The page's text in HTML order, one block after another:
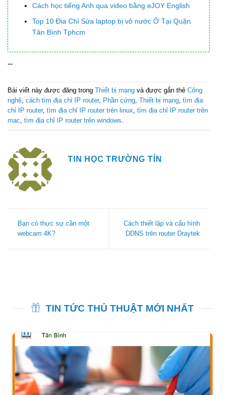
Cách học tiếng Anh qua video bằng eJOY English
Top 10 Địa Chỉ Sửa laptop bị vô nước Ở Tại Quận
Tân Bình Tphcm
--
Bài viết này được đăng trong Thiết bị mạng và được gắn thẻ Công
nghệ, cách tìm địa chỉ IP router, Phần cứng, Thiết bị mạng, tìm địa
chỉ IP router, tìm địa chỉ IP router trên linux, tìm địa chỉ IP router trên
mac, tìm địa chỉ IP router trên windows.
TIN HỌC TRƯỜNG TÍN
Bạn có thực sự cần một
webcam 4K?
Cách thiết lập và cấu hình
DDNS trên router Draytek
TIN TỨC THỦ THUẬT MỚI NHẤT